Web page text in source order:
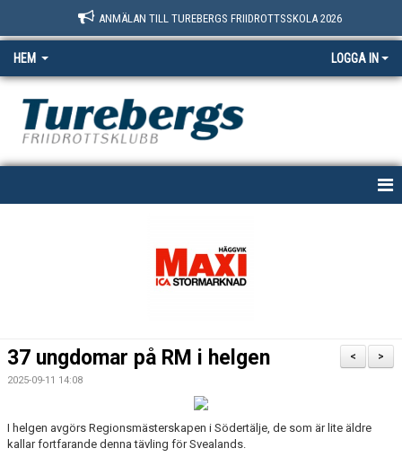
ANMÄLAN TILL TUREBERGS FRIIDROTTSSKOLA 2026
HEM LOGGA IN
MEDLEM
>
<
37 ungdomar på RM i helgen
2025-09-11 14:08
I helgen avgörs Regionsmästerskapen i Södertälje, de som är lite äldre
kallar fortfarande denna tävling för Svealands.